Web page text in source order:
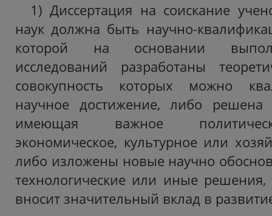
1) Диссертация на соискание
наук должна быть научно-
которой на основании
исследований разработаны
совокупность которых можно
научное достижение, либо решена
имеющая важное
экономическое, культурное или
либо изложены новые научно
технологические или иные
вносит значительный вклад в